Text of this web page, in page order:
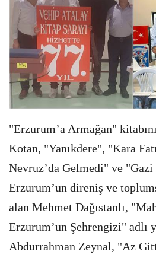
"Erzurum’a Armağan"
Kotan, "Yanıkdere", "Kara
Nevruz’da Gelmedi" ve
Erzurum’un direniş ve
alan Mehmet Dağıstanlı,
Erzurum’un Şehrengizi" adlı
Abdurrahman Zeynal, "Az